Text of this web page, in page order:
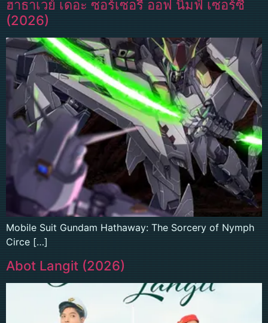
ฮาธาเวย์ เดอะ ซอร์เซอรี ออฟ นิมฟ์ เซอร์ซี
(2026)
Mobile Suit Gundam Hathaway: The Sorcery of Nymph
Circe […]
Abot Langit (2026)